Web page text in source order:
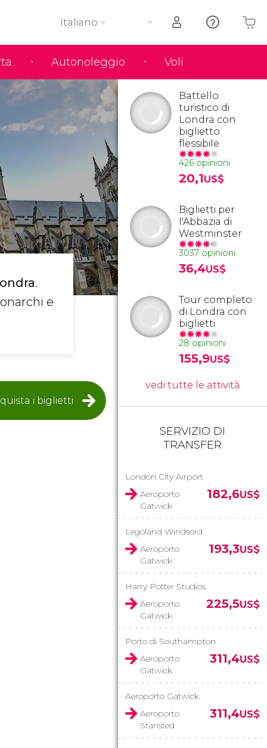
Autonoleggio Voli
Italiano
Il tuo carrello è vuoto
.
e
i biglietti
Battello
turistico di
Londra con
biglietto
flessibile
426 opinioni
20,1US$
Biglietti per
l'Abbazia di
Westminster
3037 opinioni
36,4US$
Tour completo
di Londra con
biglietti
28 opinioni
155,9US$
vedi tutte le attività
SERVIZIO DI
TRANSFER
London City Airport
Aeroporto
Gatwick
182,6US$
Legoland Windsord
Aeroporto
Gatwick
193,3US$
Harry Potter Studios
Aeroporto
Gatwick
225,5US$
Porto di Southampton
Aeroporto
Gatwick
311,4US$
Aeroporto Gatwick
Aeroporto
Stansted
311,4US$